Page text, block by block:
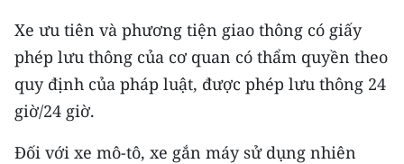
中文
FRANÇAIS
РУССКИЙ
ESPAÑOL
Xe ưu tiên và phương tiện giao thông có giấy
phép lưu thông của cơ quan có thẩm quyền theo
quy định của pháp luật, được phép lưu thông 24
giờ/24 giờ.
Đối với xe mô-tô, xe gắn máy sử dụng nhiên